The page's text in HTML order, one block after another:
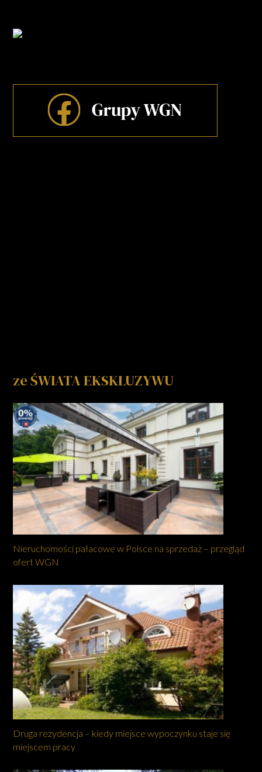
ze ŚWIATA EKSKLUZYWU
Nieruchomości pałacowe w Polsce na sprzedaż – przegląd
ofert WGN
Druga rezydencja – kiedy miejsce wypoczynku staje się
miejscem pracy